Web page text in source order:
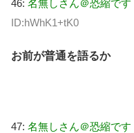
46: 名無しさん＠恐縮です
ID:hWhK1+tK0
お前が普通を語るか
47: 名無しさん＠恐縮です